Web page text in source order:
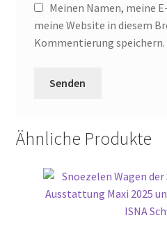
Meinen Namen, meine
meine Website in diesem
Kommentierung speichern.
Ähnliche Produkte